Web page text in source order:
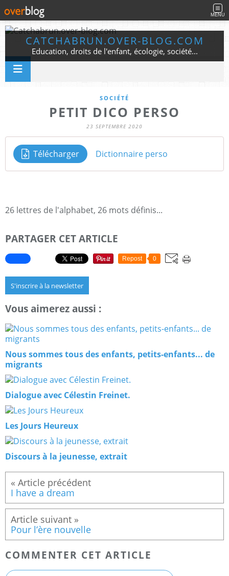
MENU
CATCHABRUN.OVER-BLOG.COM
Education, droits de l'enfant, écologie, société...
SOCIÉTÉ
PETIT DICO PERSO
23 SEPTEMBRE 2020
Télécharger Dictionnaire perso
26 lettres de l'alphabet, 26 mots définis...
PARTAGER CET ARTICLE
Repost 0
S'inscrire à la newsletter
Vous aimerez aussi :
Nous sommes tous des enfants, petits-enfants... de
migrants
Dialogue avec Célestin Freinet.
Les Jours Heureux
Discours à la jeunesse, extrait
I have a dream
Pour l’ère nouvelle
COMMENTER CET ARTICLE